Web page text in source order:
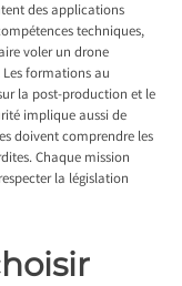
des applications
techniques,
voler un drone
formations au
la post-production et le
implique aussi de
doivent comprendre les
Chaque mission
la législation